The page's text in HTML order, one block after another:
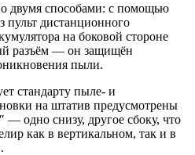
двумя способами: с помощью
пульт дистанционного
на боковой стороне
разъём — он защищён
пыли.
стандарту пыле‑ и
на штатив предусмотрены
— одно снизу, другое сбоку, что
как в вертикальном, так и в